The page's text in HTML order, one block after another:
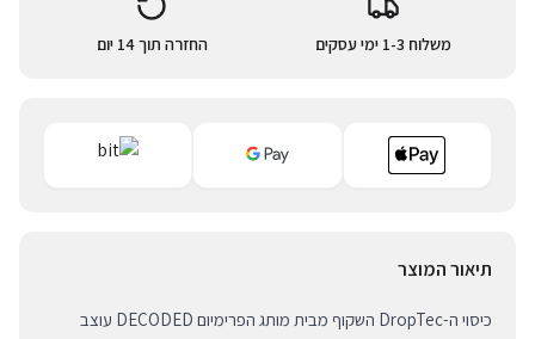
משלוח 1-3 ימי עסקים החזרה תוך 14 יום
תיאור המוצר
כיסוי ה-DropTec השקוף מבית מותג הפרימיום DECODED עוצב